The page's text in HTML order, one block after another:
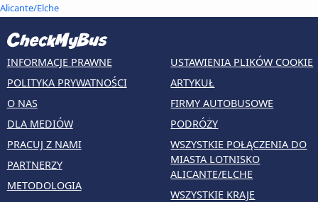
Alicante/Elche
INFORMACJE PRAWNE
POLITYKA PRYWATNOŚCI
O NAS
DLA MEDIÓW
PRACUJ Z NAMI
PARTNERZY
METODOLOGIA
USTAWIENIA PLIKÓW COOKIE
ARTYKUŁ
FIRMY AUTOBUSOWE
PODRÓŻY
WSZYSTKIE POŁĄCZENIA DO
MIASTA LOTNISKO
ALICANTE/ELCHE
WSZYSTKIE KRAJE